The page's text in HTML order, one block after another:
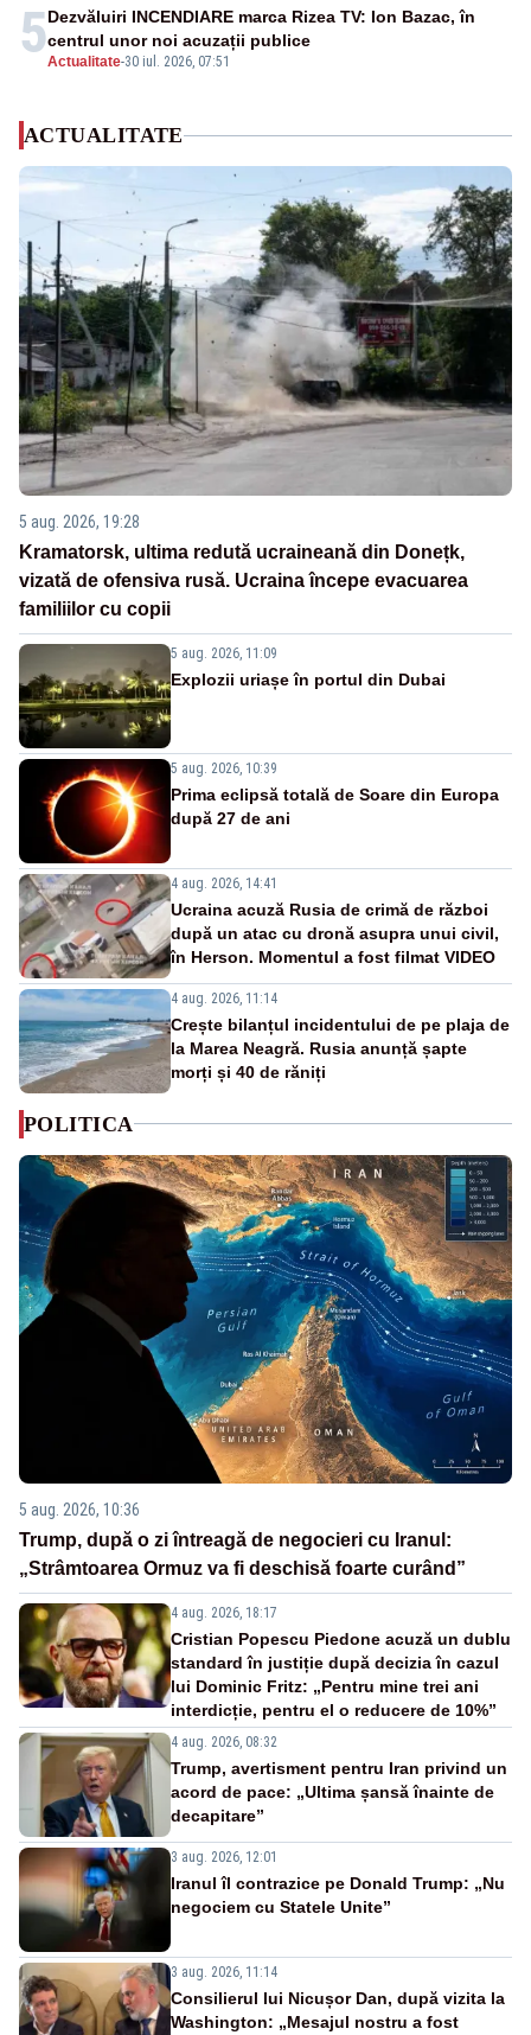
5Actualitate-30 iul. 2026, 07:51
Dezvăluiri INCENDIARE marca Rizea TV: Ion Bazac, în
centrul unor noi acuzații publice
ACTUALITATE
5 aug. 2026, 19:28
Kramatorsk, ultima redută ucraineană din Donețk,
vizată de ofensiva rusă. Ucraina începe evacuarea
familiilor cu copii
5 aug. 2026, 11:09
Explozii uriașe în portul din Dubai
5 aug. 2026, 10:39
Prima eclipsă totală de Soare din Europa
după 27 de ani
4 aug. 2026, 14:41
Ucraina acuză Rusia de crimă de război
după un atac cu dronă asupra unui civil,
în Herson. Momentul a fost filmat VIDEO
4 aug. 2026, 11:14
Crește bilanțul incidentului de pe plaja de
la Marea Neagră. Rusia anunță șapte
morți și 40 de răniți
POLITICA
5 aug. 2026, 10:36
Trump, după o zi întreagă de negocieri cu Iranul:
„Strâmtoarea Ormuz va fi deschisă foarte curând”
4 aug. 2026, 18:17
Cristian Popescu Piedone acuză un dublu
standard în justiție după decizia în cazul
lui Dominic Fritz: „Pentru mine trei ani
interdicție, pentru el o reducere de 10%”
4 aug. 2026, 08:32
Trump, avertisment pentru Iran privind un
acord de pace: „Ultima șansă înainte de
decapitare”
3 aug. 2026, 12:01
Iranul îl contrazice pe Donald Trump: „Nu
negociem cu Statele Unite”
3 aug. 2026, 11:14
Consilierul lui Nicușor Dan, după vizita la
Washington: „Mesajul nostru a fost